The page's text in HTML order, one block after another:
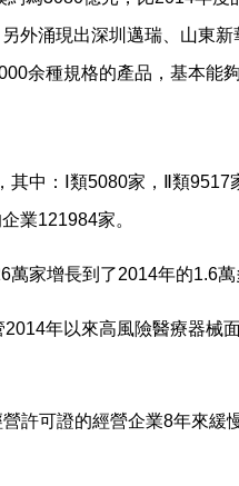
外涌現出深圳邁瑞、山東
余種規格的產品，基本能
中：Ⅰ類5080家，Ⅱ類
業121984家。
家增長到了2014年的1.6
年以來高風險醫療器械
許可證的經營企業8年來緩